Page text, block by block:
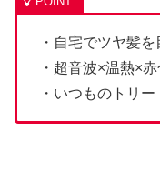
・自宅でツヤ髪を
・超音波×温熱×
・いつものトリ